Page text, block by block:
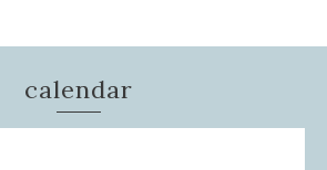
calendar